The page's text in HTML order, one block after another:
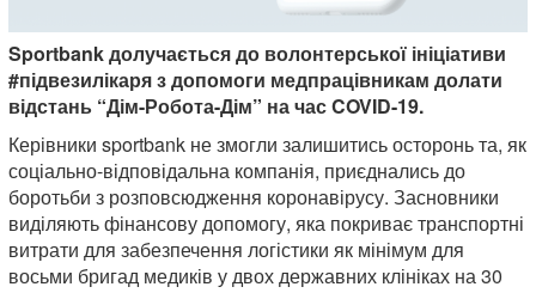
Sportbank долучається до волонтерської ініціативи
#підвезилікаря з допомоги медпрацівникам долати
відстань “Дім-Робота-Дім” на час COVID-19.
Керівники sportbank не змогли залишитись осторонь та, як
соціально-відповідальна компанія, приєднались до
боротьби з розповсюдження коронавірусу. Засновники
виділяють фінансову допомогу, яка покриває транспортні
витрати для забезпечення логістики як мінімум для
восьми бригад медиків у двох державних клініках на 30